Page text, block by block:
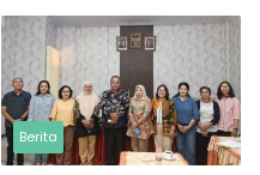
Berita